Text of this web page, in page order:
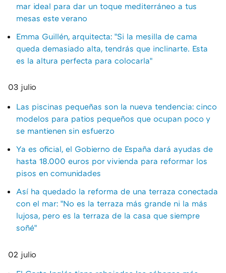
mar ideal para dar un toque mediterráneo a tus
mesas este verano
Emma Guillén, arquitecta: "Si la mesilla de cama
queda demasiado alta, tendrás que inclinarte. Esta
es la altura perfecta para colocarla"
03 julio
Las piscinas pequeñas son la nueva tendencia: cinco
modelos para patios pequeños que ocupan poco y
se mantienen sin esfuerzo
Ya es oficial, el Gobierno de España dará ayudas de
hasta 18.000 euros por vivienda para reformar los
pisos en comunidades
Así ha quedado la reforma de una terraza conectada
con el mar: "No es la terraza más grande ni la más
lujosa, pero es la terraza de la casa que siempre
soñé"
02 julio